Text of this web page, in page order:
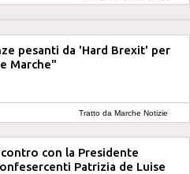
pesanti da 'Hard Brexit' per
Marche"
Tratto da Marche Notizie
con la Presidente
Patrizia de Luise